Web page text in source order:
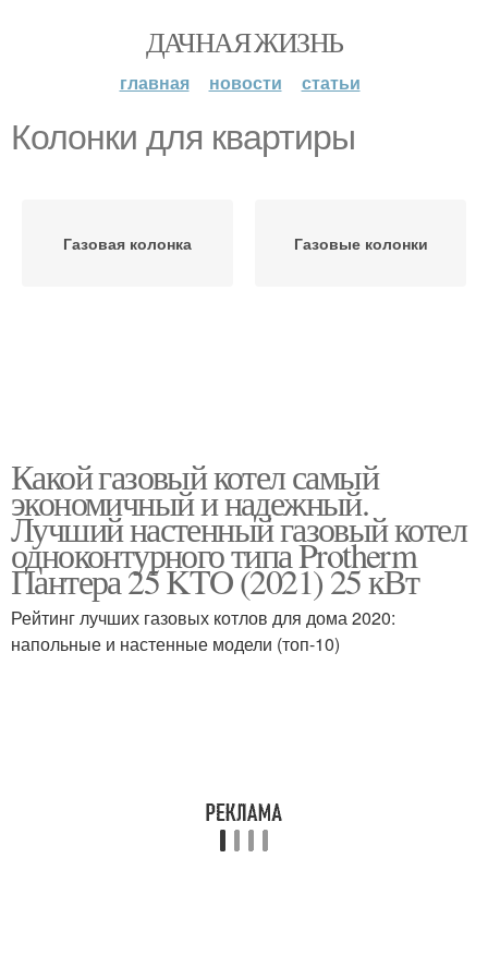
ДАЧНАЯ ЖИЗНЬ
главная новости статьи
Колонки для квартиры
Газовая колонка Газовые колонки
Какой газовый котел самый
экономичный и надежный.
Лучший настенный газовый котел
одноконтурного типа Protherm
Пантера 25 KTO (2021) 25 кВт
Рейтинг лучших газовых котлов для дома 2020:
напольные и настенные модели (топ-10)